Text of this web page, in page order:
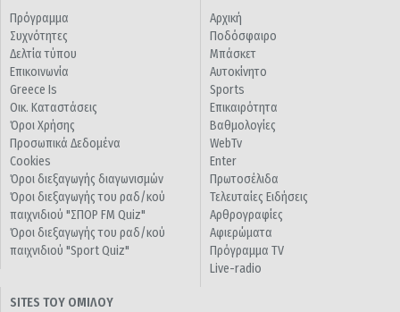
Πρόγραμμα
Συχνότητες
Δελτία τύπου
Επικοινωνία
Greece Is
Οικ. Καταστάσεις
Όροι Χρήσης
Προσωπικά Δεδομένα
Cookies
Όροι διεξαγωγής διαγωνισμών
Όροι διεξαγωγής του ραδ/κού
παιχνιδιού "ΣΠΟΡ FM Quiz"
Όροι διεξαγωγής του ραδ/κού
παιχνιδιού "Sport Quiz"
Αρχική
Ποδόσφαιρο
Μπάσκετ
Αυτοκίνητο
Sports
Επικαιρότητα
Βαθμολογίες
WebTv
Enter
Πρωτοσέλιδα
Τελευταίες Ειδήσεις
Αρθρογραφίες
Αφιερώματα
Πρόγραμμα TV
Live-radio
SITES ΤΟΥ ΟΜΙΛΟΥ